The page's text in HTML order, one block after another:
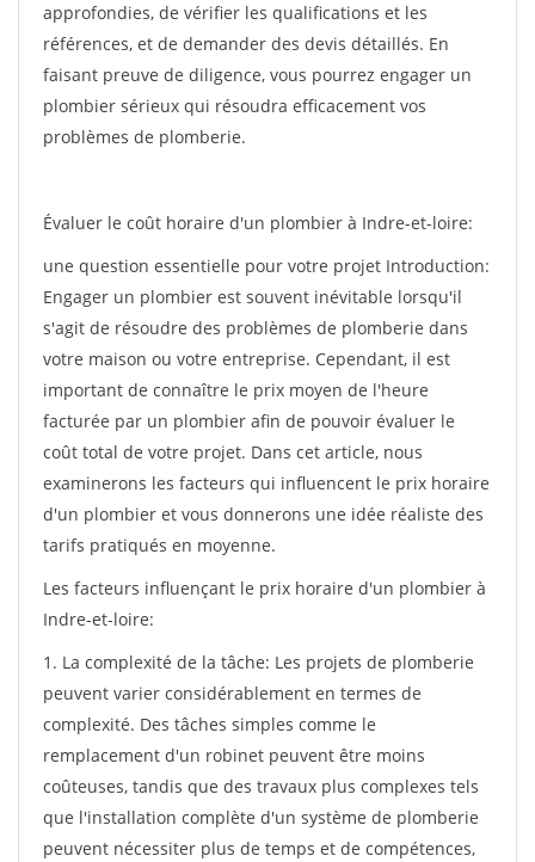
approfondies, de vérifier les qualifications et les
références, et de demander des devis détaillés. En
faisant preuve de diligence, vous pourrez engager un
plombier sérieux qui résoudra efficacement vos
problèmes de plomberie.
Évaluer le coût horaire d'un plombier à Indre-et-loire:
une question essentielle pour votre projet Introduction:
Engager un plombier est souvent inévitable lorsqu'il
s'agit de résoudre des problèmes de plomberie dans
votre maison ou votre entreprise. Cependant, il est
important de connaître le prix moyen de l'heure
facturée par un plombier afin de pouvoir évaluer le
coût total de votre projet. Dans cet article, nous
examinerons les facteurs qui influencent le prix horaire
d'un plombier et vous donnerons une idée réaliste des
tarifs pratiqués en moyenne.
Les facteurs influençant le prix horaire d'un plombier à
Indre-et-loire:
1. La complexité de la tâche: Les projets de plomberie
peuvent varier considérablement en termes de
complexité. Des tâches simples comme le
remplacement d'un robinet peuvent être moins
coûteuses, tandis que des travaux plus complexes tels
que l'installation complète d'un système de plomberie
peuvent nécessiter plus de temps et de compétences,